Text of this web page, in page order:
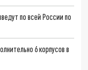
по всей России по
6 корпусов в